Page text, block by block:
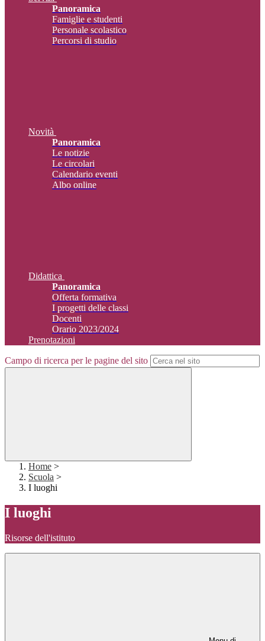
Panoramica
Famiglie e studenti
Personale scolastico
Percorsi di studio
Novità
Panoramica
Le notizie
Le circolari
Calendario eventi
Albo online
Didattica
Panoramica
Offerta formativa
I progetti delle classi
Docenti
Orario 2023/2024
Prenotazioni
Campo di ricerca per le pagine del sito
Home >
Scuola >
I luoghi
I luoghi
Risorse dell'istituto